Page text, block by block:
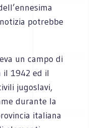
potrebbe
un campo di
il 1942 ed il
jugoslavi,
durante la
italiana